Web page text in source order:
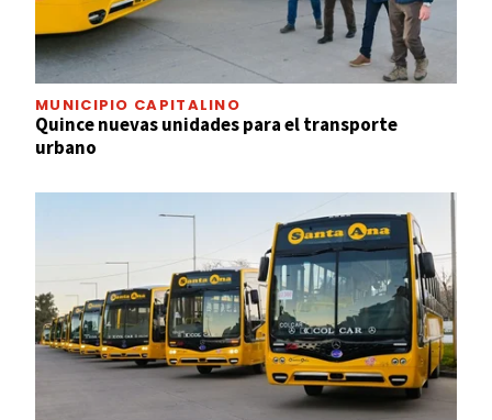
MUNICIPIO CAPITALINO
Quince nuevas unidades para el transporte
urbano